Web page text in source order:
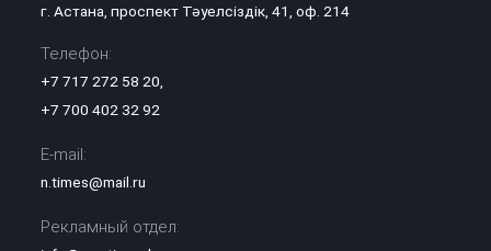
г. Астана, проспект Тәуелсіздік, 41, оф. 214
Телефон:
+7 717 272 58 20
+7 700 402 32 92
E-mail:
n.times@mail.ru
Рекламный отдел: